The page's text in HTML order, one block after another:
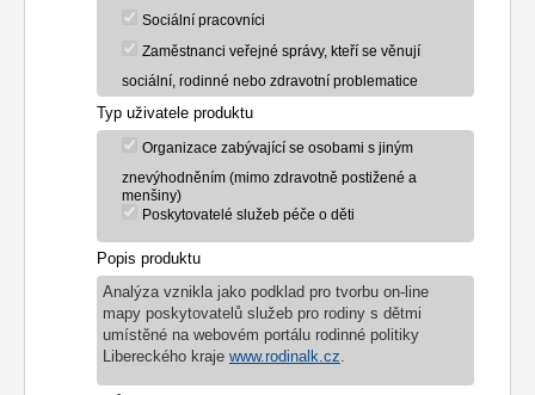
Sociální pracovníci
Zaměstnanci veřejné správy, kteří se věnují
sociální, rodinné nebo zdravotní problematice
Typ uživatele produktu
Organizace zabývající se osobami s jiným
znevýhodněním (mimo zdravotně postižené a
menšiny)
Poskytovatelé služeb péče o děti
Popis produktu
Analýza vznikla jako podklad pro tvorbu on-line
mapy poskytovatelů služeb pro rodiny s dětmi
umístěné na webovém portálu rodinné politiky
Libereckého kraje www.rodinalk.cz.